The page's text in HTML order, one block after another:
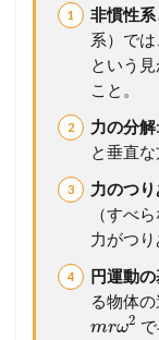
の
運
動
展
問
2.1
1
8
物
体
の
非慣性
系）で
という
こと。
力の分解
と垂直
力のつ
（すべ
力がつり
円運動
る物体
mrω2